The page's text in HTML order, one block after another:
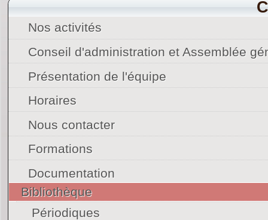
Nos activités
Conseil d'administration et Assemblée
Présentation de l'équipe
Horaires
Nous contacter
Formations
Documentation
Bibliothèque
Périodiques